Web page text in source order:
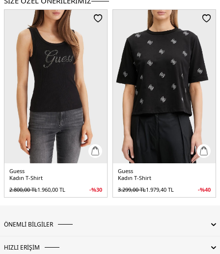
5DY2W5RI21J1314JBLK.07
Guess
Kadın T-Shirt
2.800,00TL1.960,00 TL -%30
Guess
Kadın T-Shirt
3.299,00TL1.979,40 TL -%40
ÖNEMLİ BİLGİLER
HIZLI ERİŞİM